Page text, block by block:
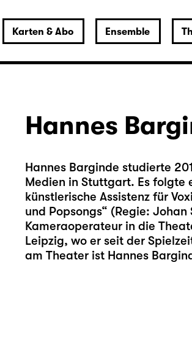
Karten & Abo Ensemble
Hannes
Hannes Barginde studierte
Medien in Stuttgart. Es folgte
künstlerische Assistenz für
und Popsongs“ (Regie: Johan
Kameraoperateur in die
Leipzig, wo er seit der
am Theater ist Hannes